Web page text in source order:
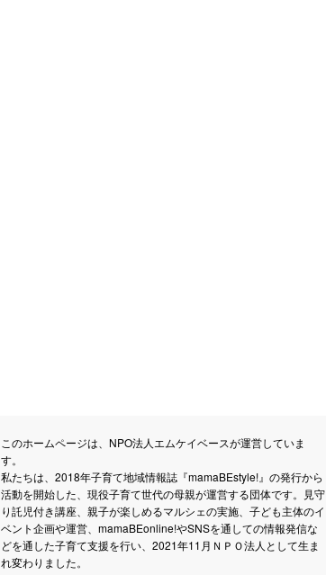
このホームページは、NPO法人エムケイベースが運営していま
す。
私たちは、2018年子育て地域情報誌『mamaBEstyle!』の発行から
活動を開始した、現役子育て世代の母親が運営する団体です。見守
り託児付き講座、親子が楽しめるマルシェの実施、子ども主体のイ
ベント企画や運営、mamaBEonline!やSNSを通しての情報発信な
どを通した子育て支援を行い、2021年11月ＮＰＯ法人として生ま
れ変わりました。